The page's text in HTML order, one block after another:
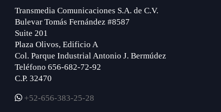
Transmedia Comunicaciones S.A. de C.V.
Bulevar Tomás Fernández #8587
Suite 201
Plaza Olivos, Edificio A
Col. Parque Industrial Antonio J. Bermúdez
Teléfono 656-682-72-92
C.P. 32470
+52-656-383-25-28